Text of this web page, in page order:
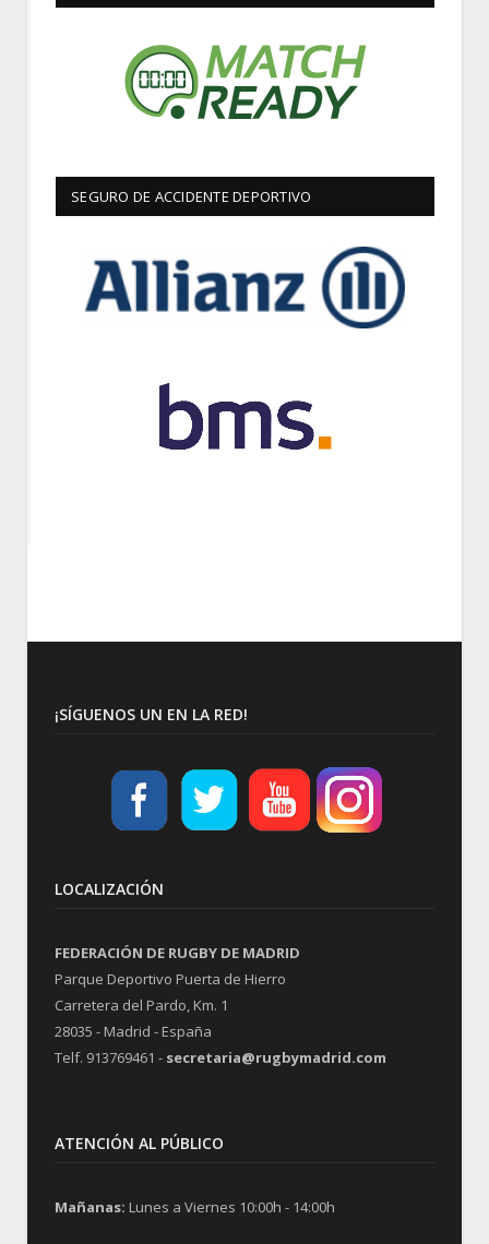
SEGURO DE ACCIDENTE DEPORTIVO
¡SÍGUENOS UN EN LA RED!
LOCALIZACIÓN
FEDERACIÓN DE RUGBY DE MADRID
Parque Deportivo Puerta de Hierro
Carretera del Pardo, Km. 1
28035 - Madrid - España
Telf. 913769461 - secretaria@rugbymadrid.com
ATENCIÓN AL PÚBLICO
Mañanas: Lunes a Viernes 10:00h - 14:00h